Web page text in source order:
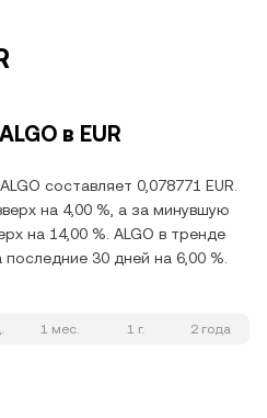
в EUR
составляет 0,078771 EUR.
на 4,00 %, а за минувшую
на 14,00 %. ALGO в тренде
30 дней на 6,00 %.
1 мес. 1 г. 2 года